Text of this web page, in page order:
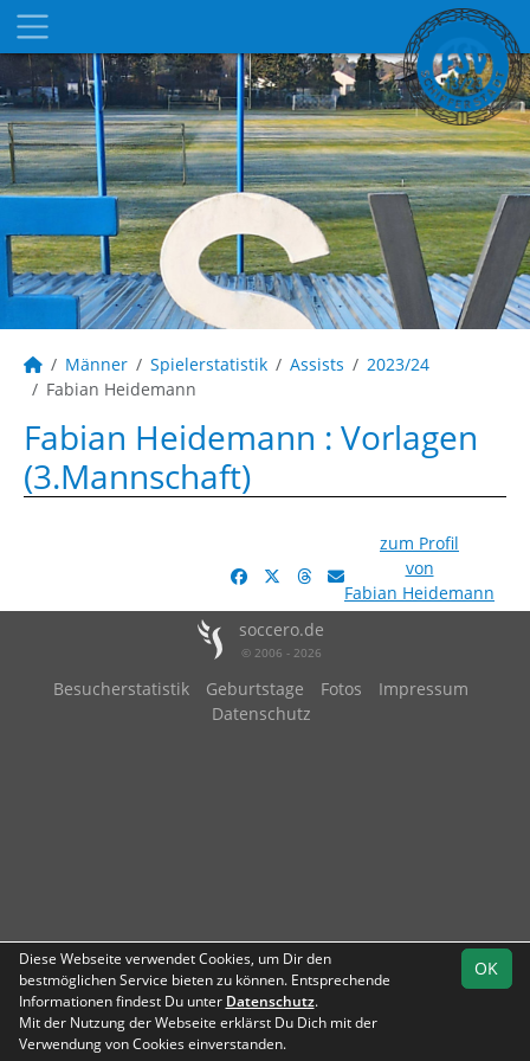
Männer Spielerstatistik Assists
2023/24
Fabian Heidemann
Fabian Heidemann : Vorlagen
(3.Mannschaft)
zum Profil
von
Fabian Heidemann
soccero.de
© 2006 - 2026
Besucherstatistik Geburtstage Fotos
Impressum
Datenschutz
OK
Diese Webseite verwendet Cookies, um Dir den
bestmöglichen Service bieten zu können. Entsprechende
Informationen findest Du unter Datenschutz.
Mit der Nutzung der Webseite erklärst Du Dich mit der
Verwendung von Cookies einverstanden.